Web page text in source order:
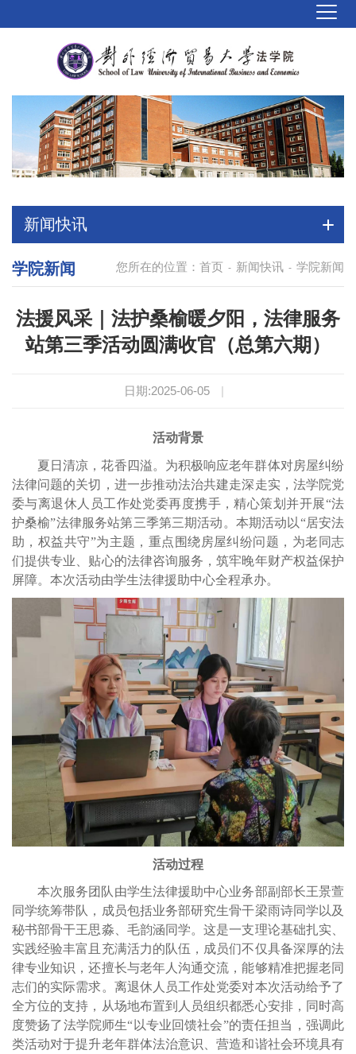
新闻快讯
您所在的位置： 首页 - 新闻快讯 - 学院新闻
学院新闻
法援风采｜法护桑榆暖夕阳，法律服务
站第三季活动圆满收官（总第六期）
日期:2025-06-05 |
活动背景
夏日清凉，花香四溢。为积极响应老年群体对房屋纠纷
法律问题的关切，进一步推动法治共建走深走实，法学院党
委与离退休人员工作处党委再度携手，精心策划并开展“法
护桑榆”法律服务站第三季第三期活动。本期活动以“居安法
助，权益共守”为主题，重点围绕房屋纠纷问题，为老同志
们提供专业、贴心的法律咨询服务，筑牢晚年财产权益保护
屏障。本次活动由学生法律援助中心全程承办。
活动过程
本次服务团队由学生法律援助中心业务部副部长王景萱
同学统筹带队，成员包括业务部研究生骨干梁雨诗同学以及
秘书部骨干王思淼、毛韵涵同学。这是一支理论基础扎实、
实践经验丰富且充满活力的队伍，成员们不仅具备深厚的法
律专业知识，还擅长与老年人沟通交流，能够精准把握老同
志们的实际需求。离退休人员工作处党委对本次活动给予了
全方位的支持，从场地布置到人员组织都悉心安排，同时高
度赞扬了法学院师生“以专业回馈社会”的责任担当，强调此
类活动对于提升老年群体法治意识、营造和谐社会环境具有